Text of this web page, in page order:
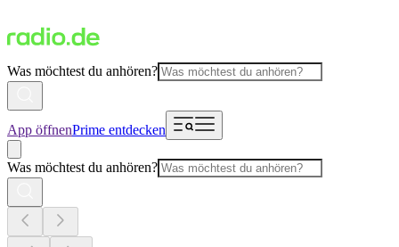
Was möchtest du anhören?
App öffnenPrime entdecken
Was möchtest du anhören?